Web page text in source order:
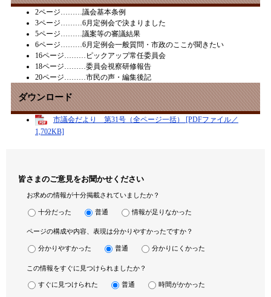
2ページ………議会基本条例
3ページ………6月定例会で決まりました
5ページ………議案等の審議結果
6ページ………6月定例会一般質問・市政のここが聞きたい
16ページ………ピックアップ常任委員会
18ページ………委員会視察研修報告
20ページ………市民の声・編集後記
ダウンロード
市議会だより 第31号（全ページ一括） [PDFファイル／
1,702KB]
皆さまのご意見をお聞かせください
お求めの情報が十分掲載されていましたか？
十分だった 普通 情報が足りなかった
ページの構成や内容、表現は分かりやすかったですか？
分かりやすかった 普通 分かりにくかった
この情報をすぐに見つけられましたか？
すぐに見つけられた 普通 時間がかかった